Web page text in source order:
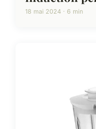
18 mai 2024 · 6 min